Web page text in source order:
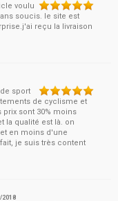
voulu
soucis. le site est
reçu la livraison
sport
de cyclisme et
sont 30% moins
la qualité est là. on
en moins d'une
je suis très content
2018